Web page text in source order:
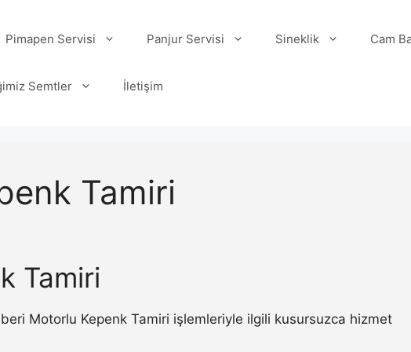
Pimapen Servisi Panjur Servisi Sineklik Cam
Semtler İletişim
Tamiri
Tamiri
Motorlu Kepenk Tamiri işlemleriyle ilgili kusursuzca hizmet